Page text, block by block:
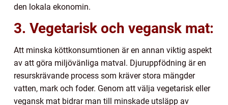
den lokala ekonomin.
3. Vegetarisk och vegansk mat:
Att minska köttkonsumtionen är en annan viktig aspekt
av att göra miljövänliga matval. Djuruppfödning är en
resurskrävande process som kräver stora mängder
vatten, mark och foder. Genom att välja vegetarisk eller
vegansk mat bidrar man till minskade utsläpp av